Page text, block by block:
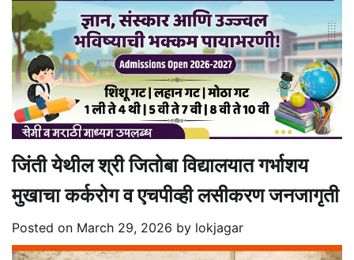
जिंती येथील श्री जितोबा विद्यालयात गर्भाशय
मुखाचा कर्करोग व एचपीव्ही लसीकरण जनजागृती
Posted on March 29, 2026 by lokjagar